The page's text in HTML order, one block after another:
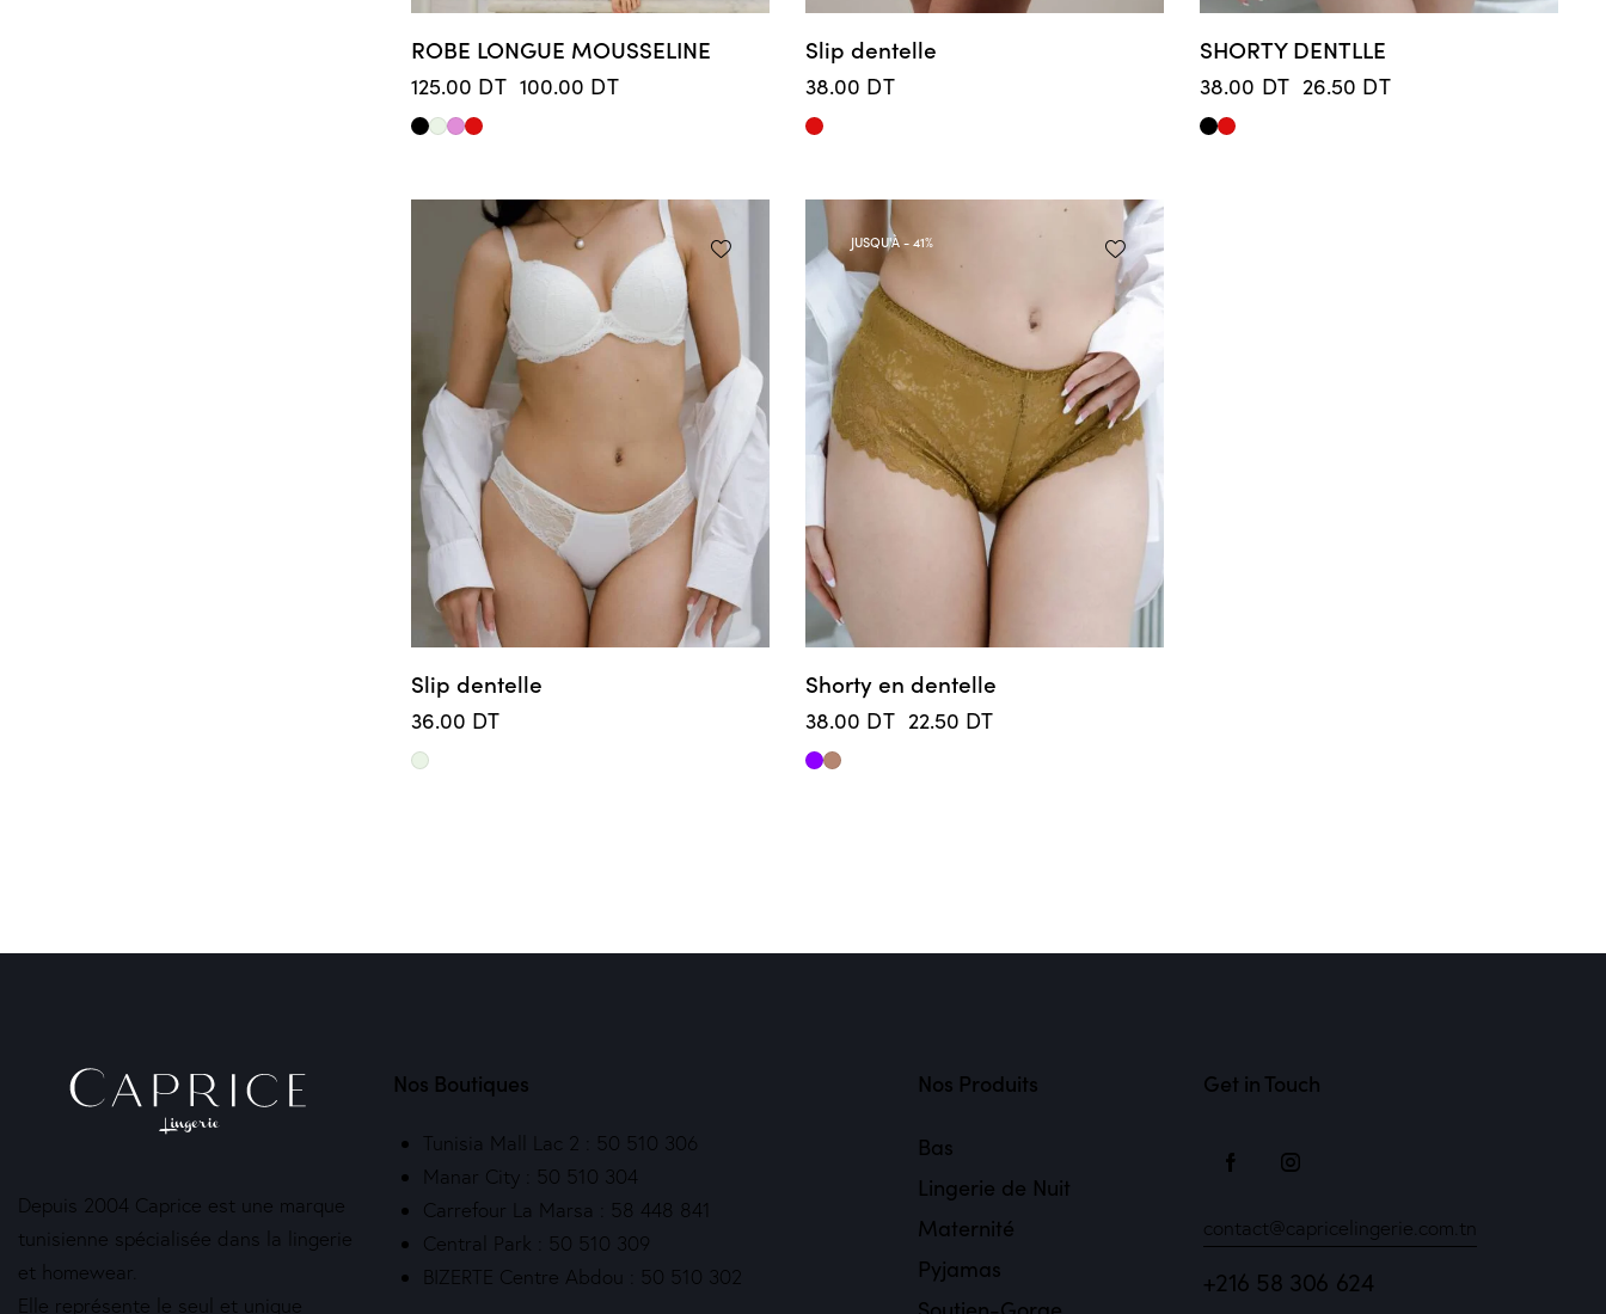
ROBE LONGUE MOUSSELINE
125.00 DT 100.00 DT
Slip dentelle
38.00 DT
SHORTY DENTLLE
38.00 DT 26.50 DT
Slip dentelle
36.00 DT
JUSQU'À- 41%
Shorty en dentelle
38.00 DT 22.50 DT
Depuis 2004 Caprice est une marque
tunisienne spécialisée dans la lingerie
et homewear.
Elle représente le seul et unique
Nos Boutiques
Tunisia Mall Lac 2 : 50 510 306
Manar City : 50 510 304
Carrefour La Marsa : 58 448 841
Central Park : 50 510 309
BIZERTE Centre Abdou : 50 510 302
Nos Produits
Bas
Lingerie de Nuit
Maternité
Pyjamas
Get in Touch
contact@capricelingerie.com.tn
+216 58 306 624